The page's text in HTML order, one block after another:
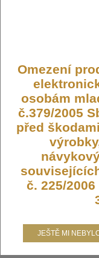
RDL vaping, 1ks v
Výrobce:
Kód:
EY933
Dostupnost:
Počet ks:
294 ks
105,- KČ
DO
Omezení
osobám
č.379/2005
před
č. 225/
JEŠTĚ MI